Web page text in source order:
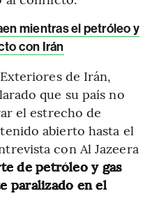
mientras el petróleo y
con Irán
de Irán,
que su país no
el estrecho de
abierto hasta el
con Al Jazeera
de petróleo y gas
paralizado en el